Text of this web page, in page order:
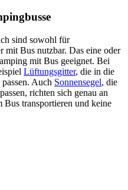
sind sowohl für
mit Bus nutzbar. Das eine oder
mit Bus geeignet. Bei
Lüftungsgitter, die in die
Auch Sonnensegel, die
richten sich genau an
Bus transportieren und keine